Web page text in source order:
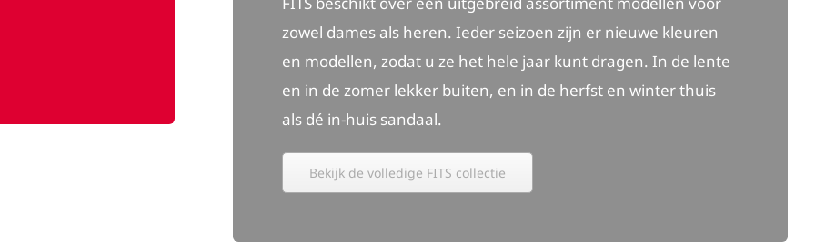
zowel dames als heren. Ieder seizoen zijn er nieuwe kleuren
en modellen, zodat u ze het hele jaar kunt dragen. In de lente
en in de zomer lekker buiten, en in de herfst en winter thuis
als dé in-huis sandaal.
Bekijk de volledige FITS collectie